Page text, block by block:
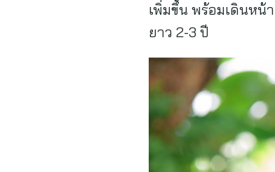
เพิ่มขึ้น พร้อมเดินหน้
ยาว 2-3 ปี